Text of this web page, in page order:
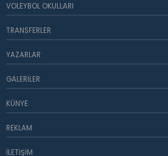
VOLEYBOL OKULLARI
TRANSFERLER
YAZARLAR
GALERILER
KÜNYE
REKLAM
İLETIŞIM